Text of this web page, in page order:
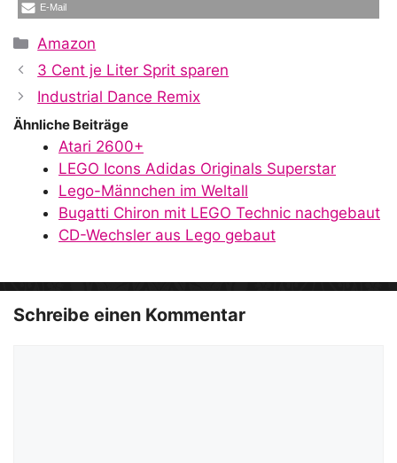
E-Mail
Kategorien
Amazon
3 Cent je Liter Sprit sparen
Industrial Dance Remix
Ähnliche Beiträge
Atari 2600+
LEGO Icons Adidas Originals Superstar
Lego-Männchen im Weltall
Bugatti Chiron mit LEGO Technic nachgebaut
CD-Wechsler aus Lego gebaut
Schreibe einen Kommentar